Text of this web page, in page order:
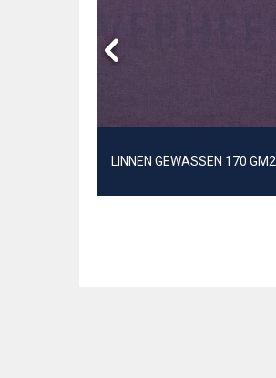
LINNEN GEWASSEN 170 GM2